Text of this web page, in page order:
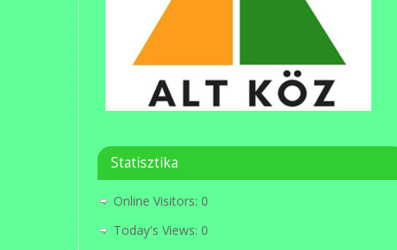
Statisztika
Online Visitors: 0
Today's Views: 0